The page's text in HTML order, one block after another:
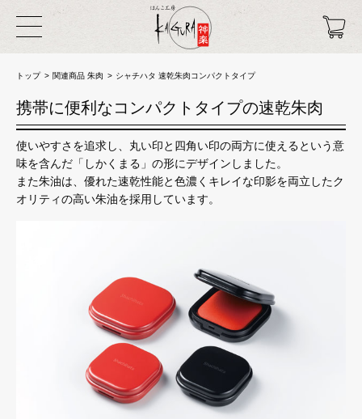
トップ 関連商品 朱肉 シャチハタ 速乾朱肉コンパクトタイプ
携帯に便利なコンパクトタイプの速乾朱肉
使いやすさを追求し、丸い印と四角い印の両方に使えるという意
味を含んだ「しかくまる」の形にデザインしました。
また朱油は、優れた速乾性能と色濃くキレイな印影を両立したク
オリティの高い朱油を採用しています。